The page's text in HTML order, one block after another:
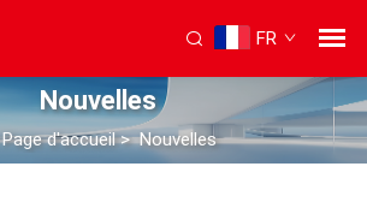
FR
Nouvelles
Page d'accueil>Nouvelles